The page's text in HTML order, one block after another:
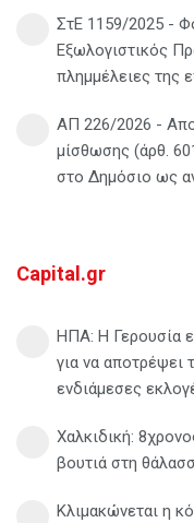
ΣτΕ 1159/2025 -
Εξωλογιστικός
πλημμέλειες της
ΑΠ 226/2026 -
μίσθωσης (άρθ.
στο Δημόσιο ως
Capital.gr
ΗΠΑ: Η Γερουσία
για να αποτρέψει
ενδιάμεσες
Χαλκιδική:
βουτιά στη
Κλιμακώνεται η